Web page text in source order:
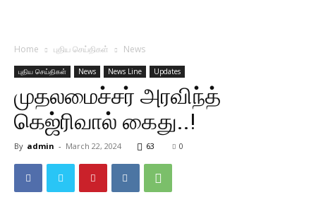
Home புதிய செய்திகள் News
புதிய செய்திகள் News News Line Updates
முதலமைச்சர் அரவிந்த்
கெஜ்ரிவால் கைது..!
By admin - March 22, 2024 63 0